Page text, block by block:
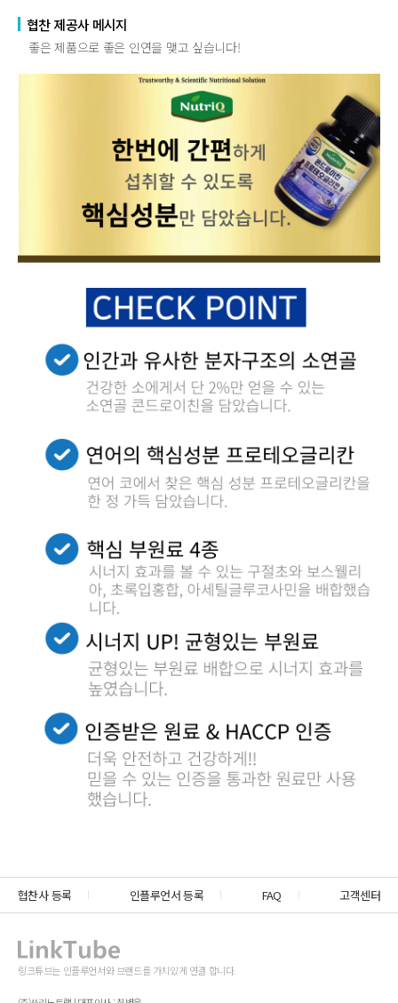
협찬 제공사 메시지
좋은 제품으로 좋은 인연을 맺고 싶습니다!
협찬사 등록 인플루언서 등록 FAQ 고객센터
링크튜브는 인플루언서와 브랜드를 가치있게 연결 합니다.